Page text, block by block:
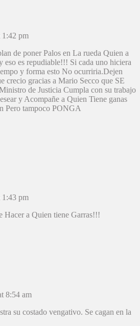
1:42 pm
de poner Palos en La rueda Quien a
eso es repudiable!!! Si cada uno hiciera
y forma esto No ocurriria.Dejen
crecio gracias a Mario Secco que SE
de Justicia Cumpla con su trabajo
y Acompañe a Quien Tiene ganas
Pero tampoco PONGA
1:43 pm
Hacer a Quien tiene Garras!!!
8:54 am
su costado vengativo. Se cagan en la